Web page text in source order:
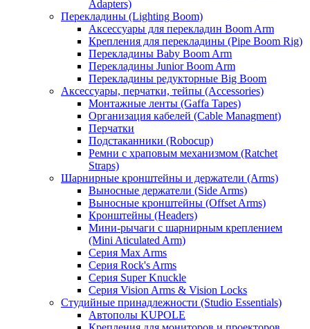
Adapters)
Перекладины (Lighting Boom)
Аксессуары для перекладин Boom Arm
Крепления для перекладины (Pipe Boom Rig)
Перекладины Baby Boom Arm
Перекладины Junior Boom Arm
Перекладины редукторные Big Boom
Аксессуары, перчатки, тейпы (Accessories)
Монтажные ленты (Gaffa Tapes)
Организация кабелей (Cable Managment)
Перчатки
Подстаканники (Robocup)
Ремни с храповым механизмом (Ratchet
Straps)
Шарнирные кронштейны и держатели (Arms)
Выносные держатели (Side Arms)
Выносные кронштейны (Offset Arms)
Кронштейны (Headers)
Мини-рычаги с шарнирным креплением
(Mini Aticulated Arm)
Серия Max Arms
Серия Rock's Arms
Серия Super Knuckle
Серия Vision Arms & Vision Locks
Студийные принадлежности (Studio Essentials)
Автополы KUPOLE